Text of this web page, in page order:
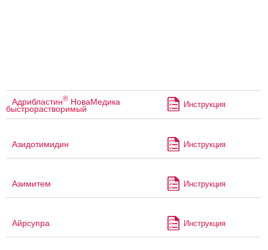
Адрибластин® НоваМедика
быстрорастворимый Инструкция
Азидотимидин Инструкция
Азимитем Инструкция
Айрсупра Инструкция